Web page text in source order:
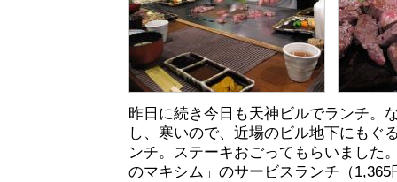
昨日に続き今日も天神ビルでランチ。
し、寒いので、近場のビル地下にもぐ
ンチ。ステーキおごってもらいました
のマキシム」のサービスランチ（